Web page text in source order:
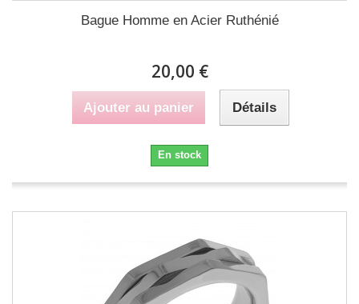
Bague Homme en Acier Ruthénié
20,00 €
Ajouter au panier Détails
En stock